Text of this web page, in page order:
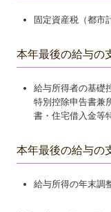
固定資産税（都市
本年最後の給与の
給与所得者の基礎
特別控除申告書兼
書・住宅借入金等
本年最後の給与の
給与所得の年末調